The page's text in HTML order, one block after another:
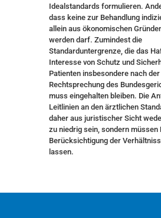
Idealstandards formulieren.
dass keine zur Behandlung
allein aus ökonomischen
werden darf. Zumindest die
Standarduntergrenze, die das
Interesse von Schutz und
Patienten insbesondere nach der
Rechtsprechung des
muss eingehalten bleiben. Die
Leitlinien an den ärztlichen
daher aus juristischer Sicht
zu niedrig sein, sondern müssen
Berücksichtigung der
lassen.